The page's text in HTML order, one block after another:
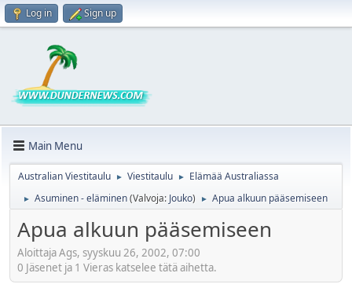
Log in Sign up
Main Menu
Australian Viestitaulu ► Viestitaulu ► Elämää Australiassa
► Asuminen - eläminen(Valvoja: Jouko) ► Apua alkuun pääsemiseen
Apua alkuun pääsemiseen
Aloittaja Ags, syyskuu 26, 2002, 07:00
0 Jäsenet ja 1 Vieras katselee tätä aihetta.